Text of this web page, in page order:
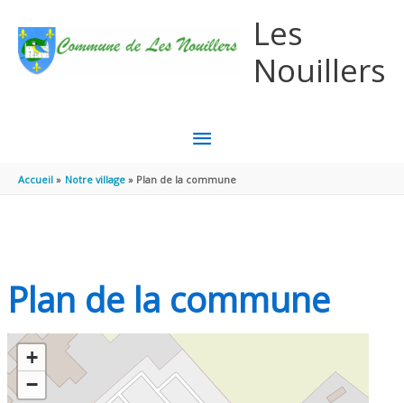
Les
Nouillers
MENU
PRINCIPAL
Accueil Notre village Plan de la commune
Plan de la commune
+
−